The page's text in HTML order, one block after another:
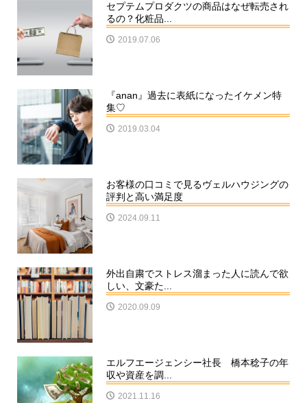
セプテムプロダクツの商品はなぜ転売され
るの？化粧品...
2019.07.06
『anan』過去に表紙になったイケメン特
集♡
2019.03.04
お客様の口コミで見るヴェルハウジングの
評判と高い満足度
2024.09.11
外出自粛でストレス溜まった人に読んで欲
しい、文豪た...
2020.09.09
エルフエージェンシー社長 橋本稔子の年
収や資産を調...
2021.11.16